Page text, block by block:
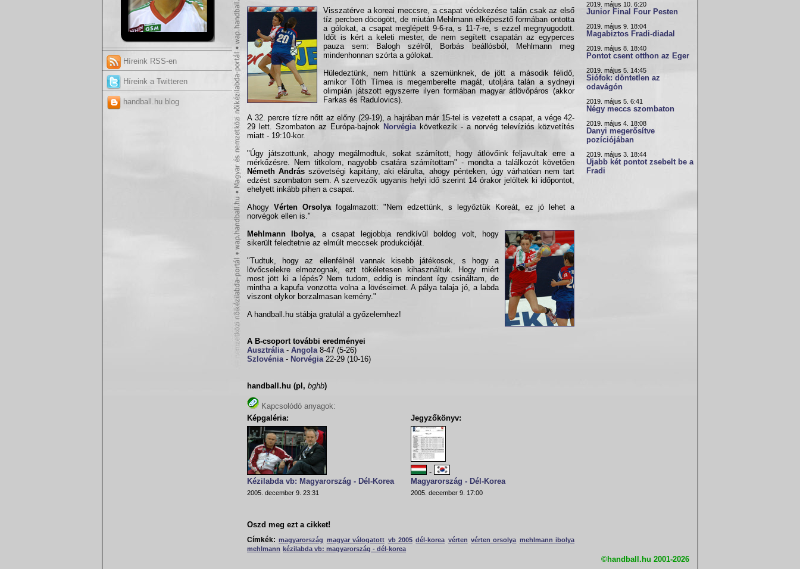
Híreink RSS-en
Híreink a Twitteren
handball.hu blog
Visszatérve a koreai meccsre, a csapat védekezése talán csak az első
tíz percben döcögött, de miután Mehlmann elképesztő formában ontotta
a gólokat, a csapat meglépett 9-6-ra, s 11-7-re, s ezzel megnyugodott.
Időt is kért a keleti mester, de nem segített csapatán az egyperces
pauza sem: Balogh szélről, Borbás beállósból, Mehlmann meg
mindenhonnan szórta a gólokat.
Hüledeztünk, nem hittünk a szemünknek, de jött a második félidő,
amikor Tóth Tímea is megemberelte magát, utoljára talán a sydneyi
olimpián játszott egyszerre ilyen formában magyar átlövőpáros (akkor
Farkas és Radulovics).
A 32. percre tízre nőtt az előny (29-19), a hajrában már 15-tel is vezetett a csapat, a vége 42-
29 lett. Szombaton az Európa-bajnok
Norvégia következik - a norvég televíziós közvetítés
miatt - 19:10-kor.
"Úgy játszottunk, ahogy megálmodtuk, sokat számított, hogy átlövőink feljavultak erre a
mérkőzésre. Nem titkolom, nagyobb csatára számítottam" - mondta a találkozót követően
Németh András szövetségi kapitány, aki elárulta, ahogy pénteken, úgy várhatóan nem tart
edzést szombaton sem. A szervezők ugyanis helyi idő szerint 14 órakor jelöltek ki időpontot,
ehelyett inkább pihen a csapat.
Ahogy Vérten Orsolya fogalmazott: "Nem edzettünk, s legyőztük Koreát, ez jó lehet a
norvégok ellen is."
Mehlmann Ibolya , a csapat legjobbja rendkívül boldog volt, hogy
sikerült feledtetnie az elmúlt meccsek produkcióját.
"Tudtuk, hogy az ellenfélnél vannak kisebb játékosok, s hogy a
lövőcselekre elmozognak, ezt tökéletesen kihasználtuk. Hogy miért
most jött ki a lépés? Nem tudom, eddig is mindent így csináltam, de
mintha a kapufa vonzotta volna a lövéseimet. A pálya talaja jó, a labda
viszont olykor borzalmasan kemény."
A handball.hu stábja gratulál a győzelemhez!
A B-csoport további eredményei
Ausztrália - Angola 8-47 (5-26)
Szlovénia - Norvégia 22-29 (10-16)
handball.hu (pl, bghb)
Kapcsolódó anyagok:
Képgaléria:
Kézilabda vb: Magyarország - Dél-Korea
2005. december 9. 23:31
Jegyzőkönyv:
-
Magyarország - Dél-Korea
2005. december 9. 17:00
Oszd meg ezt a cikket!
Címkék: magyarország magyar válogatott vb 2005 dél-korea vérten vérten orsolya mehlmann ibolya
mehlmann kézilabda vb: magyarország - dél-korea
2019. május 10. 6:20
Junior Final Four Pesten
2019. május 9. 18:04
Magabiztos Fradi-diadal
2019. május 8. 18:40
Pontot csent otthon az Eger
2019. május 5. 14:45
Siófok: döntetlen az
odavágón
2019. május 5. 6:41
Négy meccs szombaton
2019. május 4. 18:08
Danyi megerősítve
pozíciójában
2019. május 3. 18:44
Újabb két pontot zsebelt be a
Fradi
©handball.hu 2001-2026